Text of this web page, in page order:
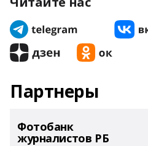
Партнеры
Фотобанк
журналистов РБ